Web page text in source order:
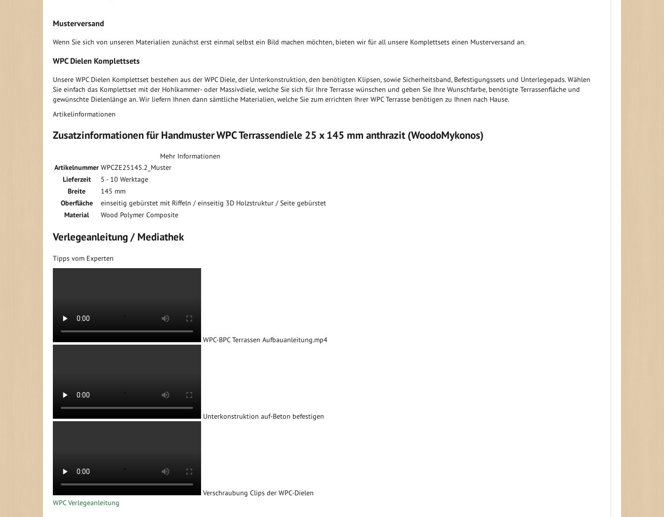
Musterversand
Wenn Sie sich von unseren Materialien zunächst erst einmal selbst ein Bild machen möchten, bieten wir für all unsere Komplettsets einen Musterversand an.
WPC Dielen Komplettsets
Unsere WPC Dielen Komplettset bestehen aus der WPC Diele, der Unterkonstruktion, den benötigten Klipsen, sowie Sicherheitsband, Befestigungssets und Unterlegepads. Wählen
Sie einfach das Komplettset mit der Hohlkammer- oder Massivdiele, welche Sie sich für Ihre Terrasse wünschen und geben Sie Ihre Wunschfarbe, benötigte Terrassenfläche und
gewünschte Dielenlänge an. Wir liefern Ihnen dann sämtliche Materialien, welche Sie zum errichten Ihrer WPC Terrasse benötigen zu Ihnen nach Hause.
Artikelinformationen
Zusatzinformationen für Handmuster WPC Terrassendiele 25 x 145 mm anthrazit (WoodoMykonos)
Mehr Informationen
Artikelnummer WPCZE25145.2_Muster
Lieferzeit
5 - 10 Werktage
Breite
145 mm
Oberfläche
einseitig gebürstet mit Riffeln / einseitig 3D Holzstruktur / Seite gebürstet
Material
Wood Polymer Composite
Verlegeanleitung / Mediathek
Tipps vom Experten
WPC-BPC Terrassen Aufbauanleitung.mp4
Unterkonstruktion auf-Beton befestigen
Verschraubung Clips der WPC-Dielen
WPC Verlegeanleitung